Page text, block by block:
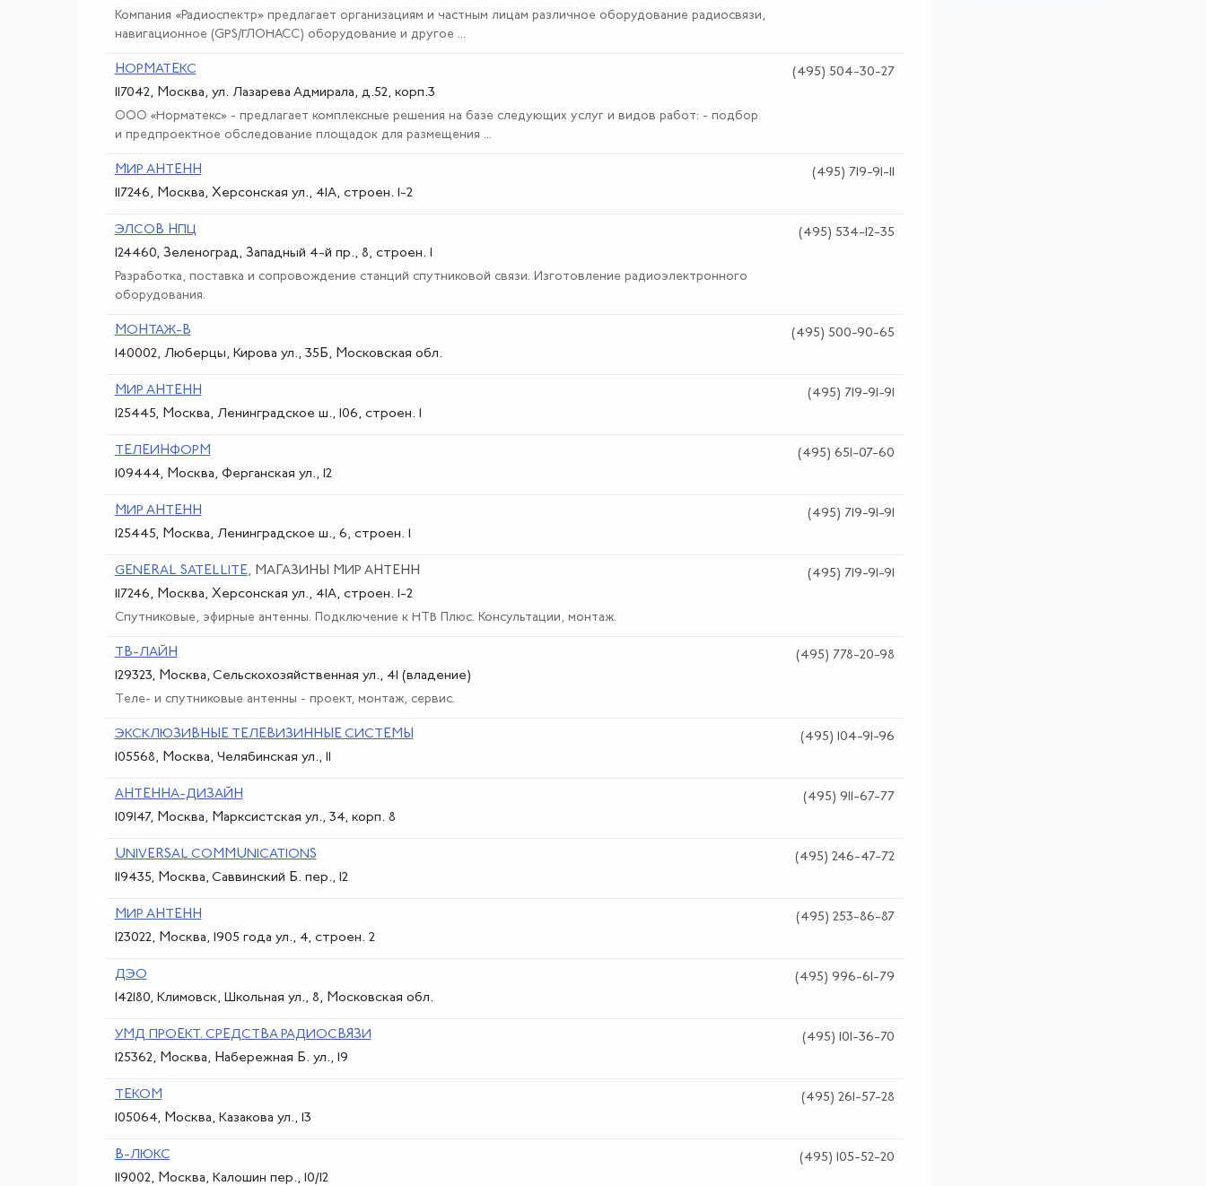
Компания «Радиоспектр» предлагает организациям и частным лицам различное оборудование радиосвязи,
навигационное (GPS/ГЛОНАСС) оборудование и другое ...
НОРМАТЕКС
117042, Москва, ул. Лазарева Адмирала, д.52, корп.3
ООО «Норматекс» - предлагает комплексные решения на базе следующих услуг и видов работ: - подбор
и предпроектное обследование площадок для размещения ...
(495) 504-30-27
МИР АНТЕНН
117246, Москва, Херсонская ул., 41А, строен. 1-2
(495) 719-91-11
ЭЛСОВ НПЦ
124460, Зеленоград, Западный 4-й пр., 8, строен. 1
Разработка, поставка и сопровождение станций спутниковой связи. Изготовление радиоэлектронного
оборудования.
(495) 534-12-35
МОНТАЖ-В
140002, Люберцы, Кирова ул., 35Б, Московская обл.
(495) 500-90-65
МИР АНТЕНН
125445, Москва, Ленинградское ш., 106, строен. 1
(495) 719-91-91
ТЕЛЕИНФОРМ
109444, Москва, Ферганская ул., 12
(495) 651-07-60
МИР АНТЕНН
125445, Москва, Ленинградское ш., 6, строен. 1
(495) 719-91-91
GENERAL SATELLITE, МАГАЗИНЫ МИР АНТЕНН
117246, Москва, Херсонская ул., 41А, строен. 1-2
Спутниковые, эфирные антенны. Подключение к НТВ Плюс. Консультации, монтаж.
(495) 719-91-91
ТВ-ЛАЙН
129323, Москва, Сельскохозяйственная ул., 41 (владение)
Теле- и спутниковые антенны - проект, монтаж, сервис.
(495) 778-20-98
ЭКСКЛЮЗИВНЫЕ ТЕЛЕВИЗИННЫЕ СИСТЕМЫ
105568, Москва, Челябинская ул., 11
(495) 104-91-96
АНТЕННА-ДИЗАЙН
109147, Москва, Марксистская ул., 34, корп. 8
(495) 911-67-77
UNIVERSAL COMMUNICATIONS
119435, Москва, Саввинский Б. пер., 12
(495) 246-47-72
МИР АНТЕНН
123022, Москва, 1905 года ул., 4, строен. 2
(495) 253-86-87
ДЭО
142180, Климовск, Школьная ул., 8, Московская обл.
(495) 996-61-79
УМД ПРОЕКТ. СРЕДСТВА РАДИОСВЯЗИ
125362, Москва, Набережная Б. ул., 19
(495) 101-36-70
ТЕКОМ
105064, Москва, Казакова ул., 13
(495) 261-57-28
В-ЛЮКС
119002, Москва, Калошин пер., 10/12
(495) 105-52-20